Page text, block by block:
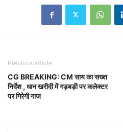
Previous article
CG BREAKING: CM साय का सख्त
निर्देश , धान खरीदी में गड़बड़ी पर कलेक्टर
पर गिरेगी गाज